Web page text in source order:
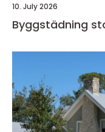
10. July 2026
Byggstädning